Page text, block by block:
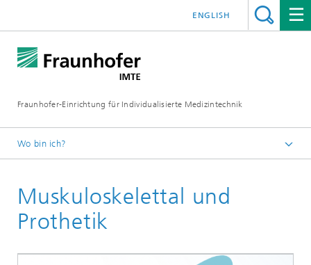
Fraunhofer-Einrichtung für Individualisierte Medizintechnik
ENGLISH
Wo bin ich?
Technologien & Produkte
Produktgruppen
Muskuloskelettal und
Prothetik